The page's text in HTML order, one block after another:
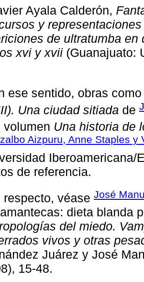
Ayala Calderón,
y
de ultratumba
xvi y xvii (Guanajuato:
ese sentido, obras
Una ciudad sitiada de
volumen Una historia de
Aizpuru, Anne Staples y
Iberoamericana/
de referencia.
respecto, véase José
dieta blanda
del miedo.
vivos y otras
Juárez y José
15-48.